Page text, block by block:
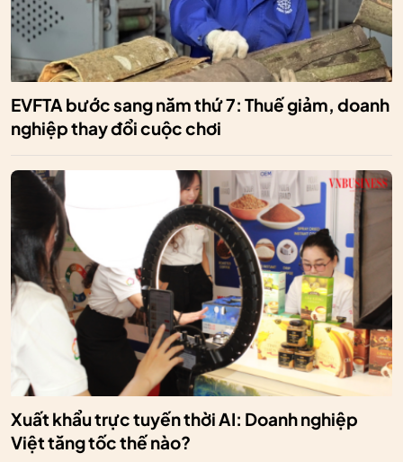
EVFTA bước sang năm thứ 7: Thuế giảm, doanh
nghiệp thay đổi cuộc chơi
Xuất khẩu trực tuyến thời AI: Doanh nghiệp
Việt tăng tốc thế nào?